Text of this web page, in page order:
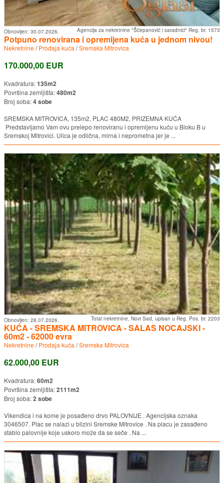
Agencija za nekretnine "Šćepanović i saradnici" Reg. br. 1573
Obnovljen: 30.07.2026.
Potpuno renovirana i opremljena kuća u jednom nivou!
Nekretnine/Prodaja kuća /Sremska Mitrovica
170.000,00 EUR
Kvadratura:135m2
Površina zemljišta:480m2
Broj soba:4 sobe
SREMSKA MITROVICA, 135m2, PLAC 480M2, PRIZEMNA KUĆA
Predstavljamo Vam ovu prelepo renoviranu i opremljenu kuću u Bloku B u
Sremskoj Mitrovici. Ulica je odlična, mirna i neprometna jer je ...
Total nekretnine, Novi Sad, upisan u Reg. Pos. br. 2203
Obnovljen: 28.07.2026.
KUĆA - SREMSKA MITROVICA - SALAS NOCAJSKI -
60m2 - 62000 evra
Nekretnine/Prodaja kuća /Sremska Mitrovica
62.000,00 EUR
Kvadratura:60m2
Površina zemljišta:2111m2
Broj soba:2 sobe
Vikendica i na kome je posađeno drvo PALOVNIJE . Agencijska oznaka
3046507. Plac se nalazi u blizini Sremske Mitrovice . Na placu je zasađeno
stablo palovnije koje uskoro može da se seče . Na ...